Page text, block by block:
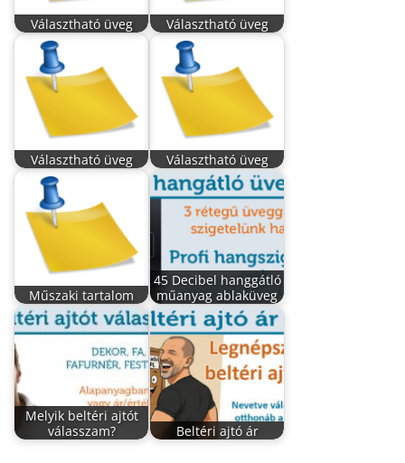
Választható üveg Választható üveg
Választható üveg Választható üveg
Műszaki tartalom
45 Decibel hanggátló
műanyag ablaküveg
Melyik beltéri ajtót
válasszam?
Beltéri ajtó ár